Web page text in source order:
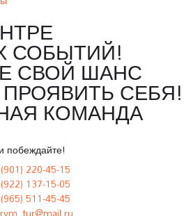
СОБЫТИЙ!
СВОЙ ШАНС
СЕБЯ!
КОМАНДА
побеждайте!
220-45-15
137-15-05
511-45-45